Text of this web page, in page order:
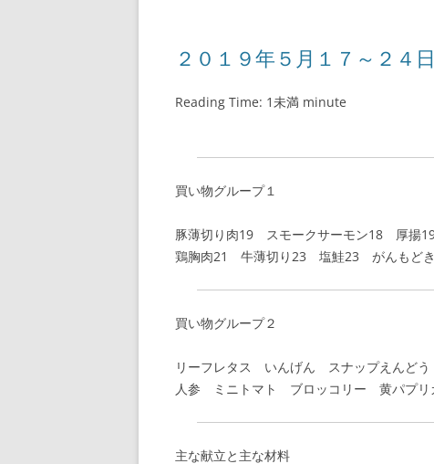
２０１９年５月１７～２４日
Reading Time: 1未満 minute
買い物グループ１
豚薄切り肉19 スモークサーモン18 厚揚
鶏胸肉21 牛薄切り23 塩鮭23 がんもど
買い物グループ２
リーフレタス いんげん スナップえんど
人参 ミニトマト ブロッコリー 黄パプ
主な献立と主な材料